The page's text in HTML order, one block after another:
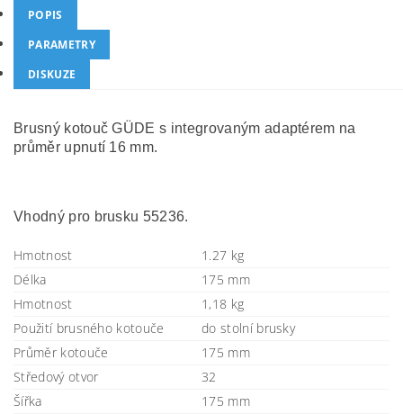
POPIS
PARAMETRY
DISKUZE
Brusný kotouč GÜDE s integrovaným adaptérem na
průměr upnutí 16 mm.
Vhodný pro brusku 55236.
Hmotnost
1.27 kg
Délka
175 mm
Hmotnost
1,18 kg
Použití brusného kotouče
do stolní brusky
Průměr kotouče
175 mm
Středový otvor
32
Šířka
175 mm